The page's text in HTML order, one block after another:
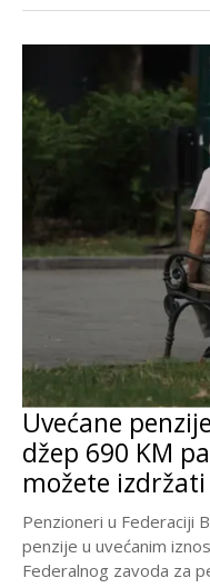
Uvećane
džep 690 KM
možete izdržati
Penzioneri u Federaciji
penzije u uvećanim
Federalnog zavoda za